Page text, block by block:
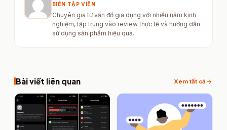
BIÊN TẬP VIÊN
Chuyên gia tư vấn đồ gia dụng với nhiều năm kinh
nghiệm, tập trung vào review thực tế và hướng dẫn
sử dụng sản phẩm hiệu quả.
Bài viết liên quan Xem tất cả arrow_forward